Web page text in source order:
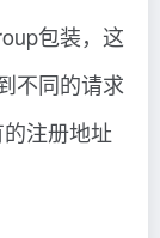
包装，这
不同的请求
注册地址